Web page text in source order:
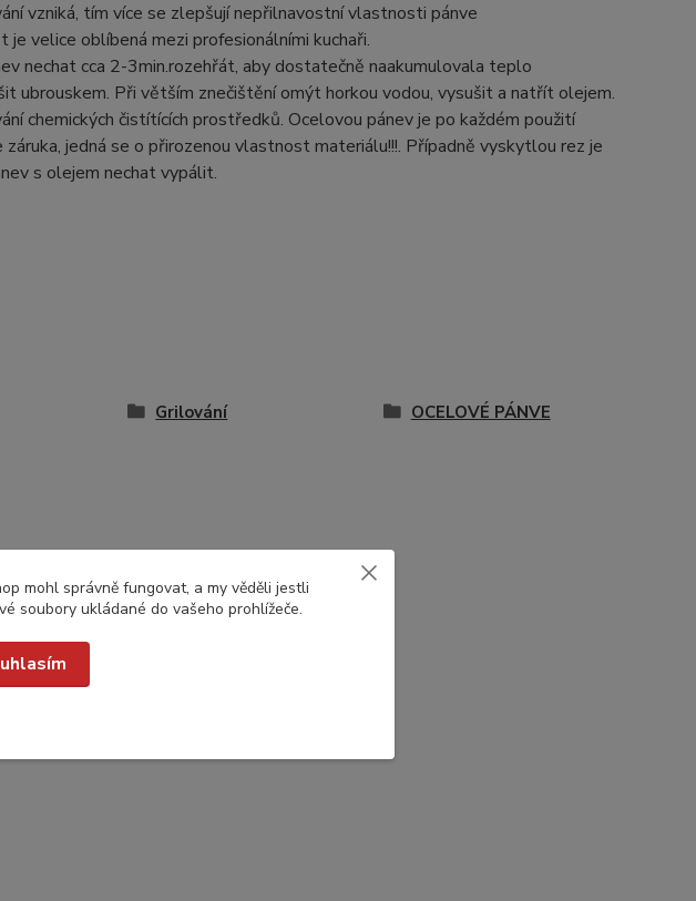
vzniká, tím více se zlepšují nepřilnavostní vlastnosti pánve
velice oblíbená mezi profesionálními kuchaři.
nechat cca 2-3min.rozehřát, aby dostatečně naakumulovala teplo
ubrouskem. Při větším znečištění omýt horkou vodou, vysušit a natřít olejem.
chemických čistítících prostředků. Ocelovou pánev je po každém použití
jedná se o přirozenou vlastnost materiálu!!!. Případně vyskytlou rez je
s olejem nechat vypálit.
Grilování
OCELOVÉ PÁNVE
mohl správně fungovat, a my věděli jestli
soubory ukládané do vašeho prohlížeče.